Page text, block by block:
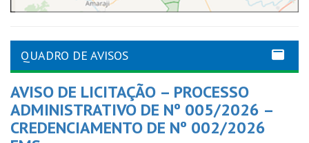
QUADRO DE AVISOS
AVISO DE LICITAÇÃO – PROCESSO
ADMINISTRATIVO DE Nº 005/2026 –
CREDENCIAMENTO DE Nº 002/2026